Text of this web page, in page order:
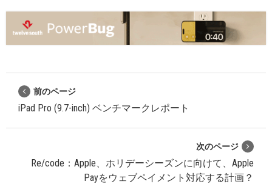
前のページ
iPad Pro (9.7-inch) ベンチマークレポート
次のページ
Re/code：Apple、ホリデーシーズンに向けて、Apple
Payをウェブペイメント対応する計画？